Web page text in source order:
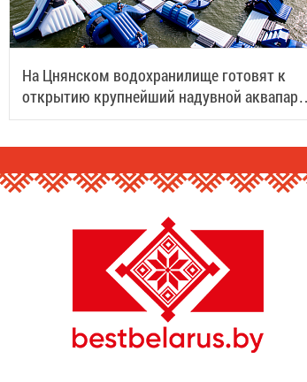
На Цнянском водохранилище готовят к
открытию крупнейший надувной аквапарк
Беларуси